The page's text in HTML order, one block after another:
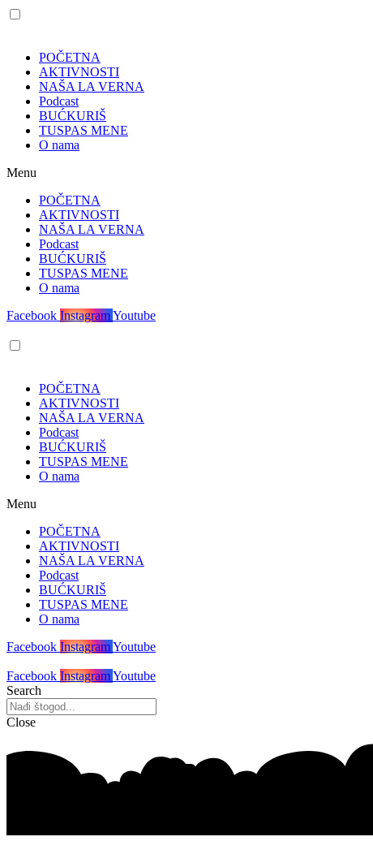
POČETNA
AKTIVNOSTI
NAŠA LA VERNA
Podcast
BUĆKURIŠ
TUSPAS MENE
O nama
Menu
POČETNA
AKTIVNOSTI
NAŠA LA VERNA
Podcast
BUĆKURIŠ
TUSPAS MENE
O nama
Facebook InstagramYoutube
POČETNA
AKTIVNOSTI
NAŠA LA VERNA
Podcast
BUĆKURIŠ
TUSPAS MENE
O nama
Menu
POČETNA
AKTIVNOSTI
NAŠA LA VERNA
Podcast
BUĆKURIŠ
TUSPAS MENE
O nama
Facebook InstagramYoutube
Facebook InstagramYoutube
Search
Close